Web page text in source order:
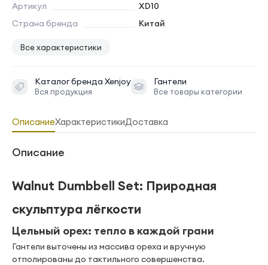
Артикул
XD10
Страна бренда
Китай
Все характеристики
Каталог бренда Xenjoy
Вся продукция
Гантели
Все товары категории
ОписаниеХарактеристикиДоставка
Описание
Walnut Dumbbell Set: Природная
скульптура лёгкости
Цельный орех: тепло в каждой грани
Гантели выточены из массива ореха и вручную
отполированы до тактильного совершенства.